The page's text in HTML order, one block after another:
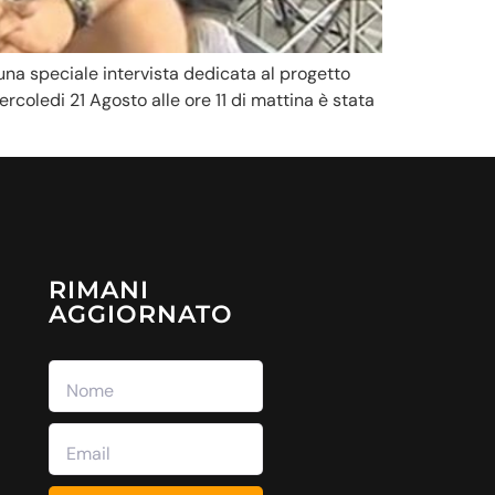
speciale intervista dedicata al progetto
21 Agosto alle ore 11 di mattina è stata
RIMANI
AGGIORNATO